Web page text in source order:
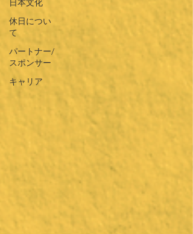
日本文化
休日につい
て
パートナー/
スポンサー
キャリア